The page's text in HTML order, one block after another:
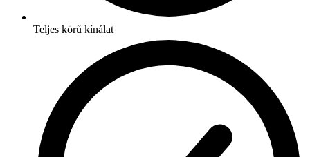
Teljes körű kínálat